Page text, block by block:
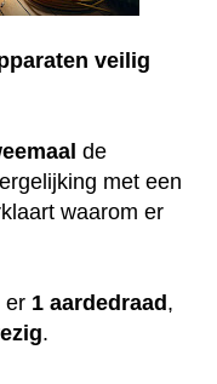
veilig
de
met een
waarom er
er 1 aardedraad,
.